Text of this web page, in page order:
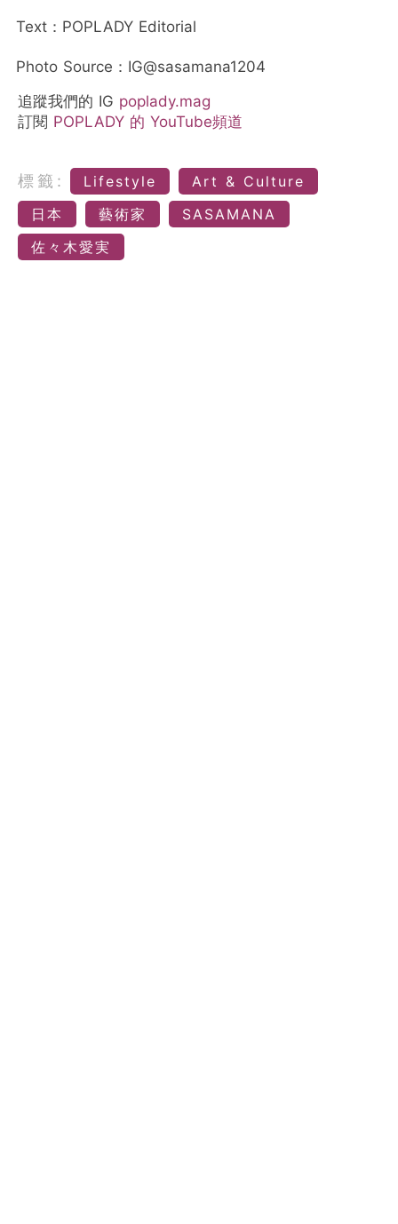
Text：POPLADY Editorial
Photo Source：IG@sasamana1204
追蹤我們的 IG poplady.mag
訂閱 POPLADY 的 YouTube頻道
標籤: Lifestyle
Art & Culture
日本
藝術家
SASAMANA
佐々木愛実